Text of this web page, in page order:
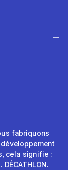
fabriquons
cela signifie :